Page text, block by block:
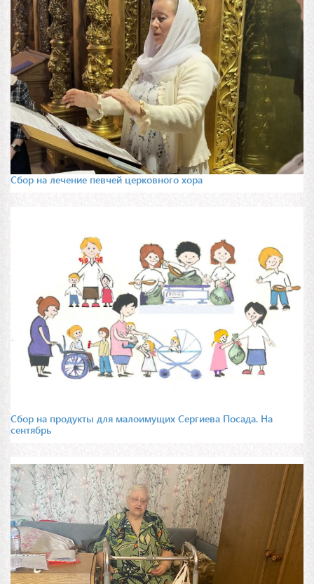
Сбор на лечение певчей церковного хора
Сбор на продукты для малоимущих Сергиева Посада. На
сентябрь